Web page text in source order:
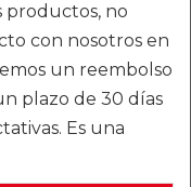
productos, no
con nosotros en
un reembolso
plazo de 30 días
Es una